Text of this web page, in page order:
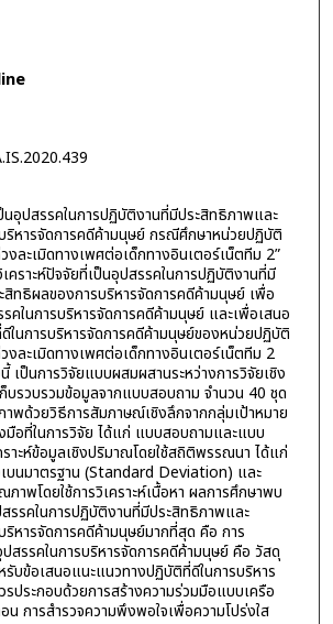
นอุปสรรคในการปฏิบัติงานที่มีประสิทธิภาพและ
ริหารจัดการคดีค้ามนุษย์ กรณีศึกษาหน่วยปฏิบัติ
งละเมิดทางเพศต่อเด็กทางอินเตอร์เน็ตทีม 2”
คราะห์ปัจจัยที่เป็นอุปสรรคในการปฏิบัติงานที่มี
ทธิผลของการบริหารจัดการคดีค้ามนุษย์ เพื่อ
คในการบริหารจัดการคดีค้ามนุษย์ และเพื่อเสนอ
ในการบริหารจัดการคดีค้ามนุษย์ของหน่วยปฏิบัติ
งละเมิดทางเพศต่อเด็กทางอินเตอร์เน็ตทีม 2
เป็นการวิจัยแบบผสมผสานระหว่างการวิจัยเชิง
บรวบรวมข้อมูลจากแบบสอบถาม จำนวน 40 ชุด
าพด้วยวิธีการสัมภาษณ์เชิงลึกจากกลุ่มเป้าหมาย
มือที่ในการวิจัย ได้แก่ แบบสอบถามและแบบ
าะห์ข้อมูลเชิงปริมาณโดยใช้สถิติพรรณนา ได้แก่
เบนมาตรฐาน (Standard Deviation) และ
ภาพโดยใช้การวิเคราะห์เนื้อหา ผลการศึกษาพบ
รรคในการปฏิบัติงานที่มีประสิทธิภาพและ
หารจัดการคดีค้ามนุษย์มากที่สุด คือ การ
รรคในการบริหารจัดการคดีค้ามนุษย์ คือ วัสดุ
บข้อเสนอแนะแนวทางปฏิบัติที่ดีในการบริหาร
ประกอบด้วยการสร้างความร่วมมือแบบเครือ
น การสำรวจความพึงพอใจเพื่อความโปร่งใส